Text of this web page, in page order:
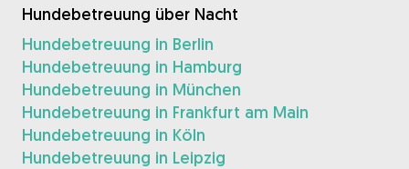
Hundebetreuung über Nacht
Hundebetreuung in Berlin
Hundebetreuung in Hamburg
Hundebetreuung in München
Hundebetreuung in Frankfurt am Main
Hundebetreuung in Köln
Hundebetreuung in Leipzig